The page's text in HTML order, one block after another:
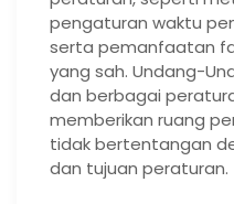
pengaturan waktu
serta pemanfaatan
yang sah. Undang-
dan berbagai
memberikan ruang
tidak bertentangan
dan tujuan peraturan.